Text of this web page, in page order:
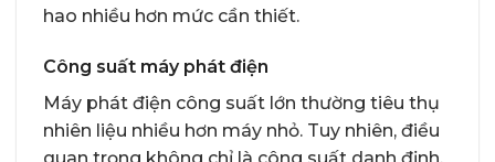
hao nhiều hơn mức cần thiết.
Công suất máy phát điện
Máy phát điện công suất lớn thường tiêu thụ
nhiên liệu nhiều hơn máy nhỏ. Tuy nhiên, điều
quan trọng không chỉ là công suất danh định,